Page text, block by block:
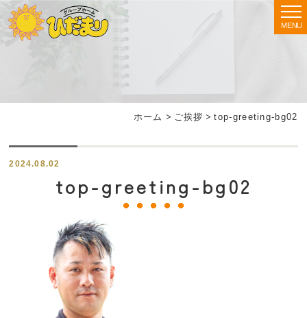
MENU
ホーム > ご挨拶 >top-greeting-bg02
2024.08.02
top-greeting-bg02